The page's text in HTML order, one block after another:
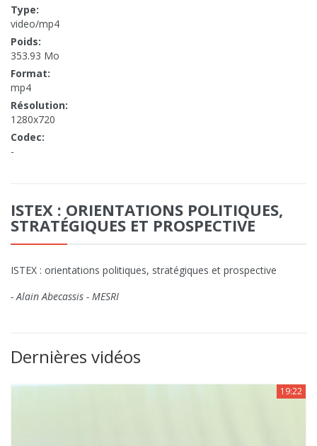
Type:
video/mp4
Poids:
353.93 Mo
Format:
mp4
Résolution:
1280x720
Codec:
-
ISTEX : ORIENTATIONS POLITIQUES,
STRATÉGIQUES ET PROSPECTIVE
ISTEX : orientations politiques, stratégiques et prospective
- Alain Abecassis - MESRI
Dernières vidéos
19:22